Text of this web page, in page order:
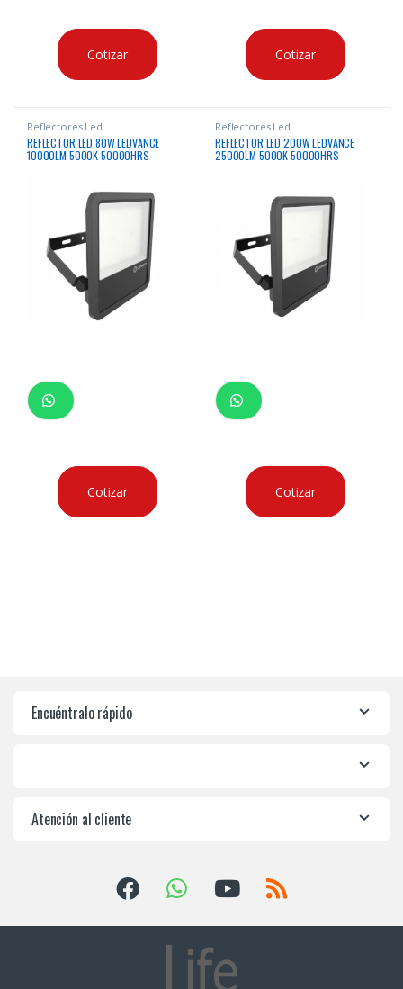
Cotizar Cotizar
Reflectores Led
REFLECTOR LED 80W LEDVANCE
10000LM 5000K 50000HRS
Cotizar
Reflectores Led
REFLECTOR LED 200W LEDVANCE
25000LM 5000K 50000HRS
Cotizar
Encuéntralo rápido
Atención al cliente